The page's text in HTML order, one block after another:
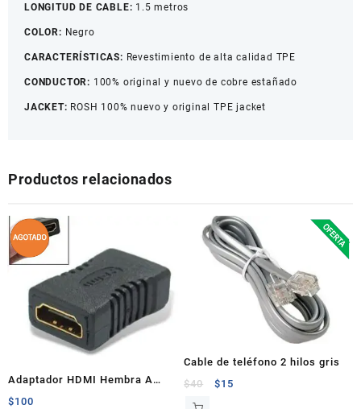
LONGITUD DE CABLE: 1.5 metros
COLOR: Negro
CARACTERÍSTICAS: Revestimiento de alta calidad TPE
CONDUCTOR: 100% original y nuevo de cobre estañado
JACKET: ROSH 100% nuevo y original TPE jacket
Productos relacionados
Adaptador HDMI Hembra A
Hembra XTech
$100
Cable de teléfono 2 hilos gris
$40 $15